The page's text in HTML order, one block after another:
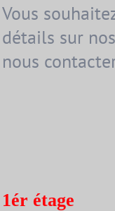
Vous
détails sur
nous
1ér étage